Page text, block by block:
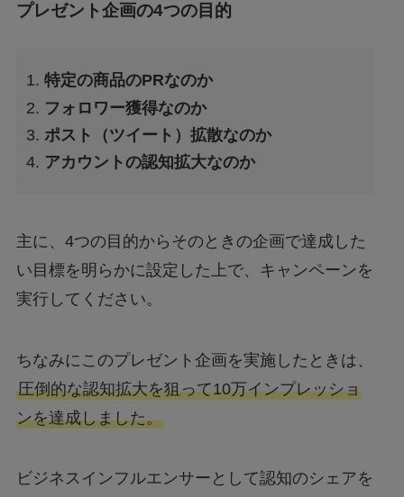
プレゼント企画の4つの目的
特定の商品のPRなのか
フォロワー獲得なのか
ポスト（ツイート）拡散なのか
アカウントの認知拡大なのか
主に、4つの目的からそのときの企画で達成した
い目標を明らかに設定した上で、キャンペーンを
実行してください。
ちなみにこのプレゼント企画を実施したときは、
圧倒的な認知拡大を狙って10万インプレッショ
ンを達成しました。
ビジネスインフルエンサーとして認知のシェアを